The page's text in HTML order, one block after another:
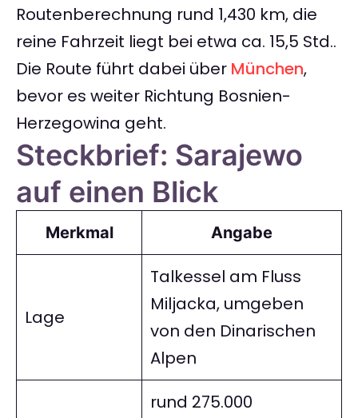
Routenberechnung rund 1,430 km, die
reine Fahrzeit liegt bei etwa ca. 15,5 Std..
Die Route führt dabei über München,
bevor es weiter Richtung Bosnien-
Herzegowina geht.
Steckbrief: Sarajewo
auf einen Blick
Merkmal Angabe
Lage
Talkessel am Fluss
Miljacka, umgeben
von den Dinarischen
Alpen
rund 275.000